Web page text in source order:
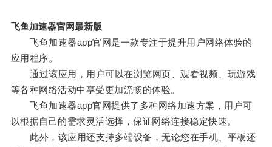
飞鱼加速器官网最新版
飞鱼加速器app官网是一款专注于提升用户网络体验的
应用程序。
通过该应用，用户可以在浏览网页、观看视频、玩游戏
等各种网络活动中享受更加流畅的体验。
飞鱼加速器app官网提供了多种网络加速方案，用户可
以根据自己的需求灵活选择，保证网络连接稳定快速。
此外，该应用还支持多端设备，无论您在手机、平板还